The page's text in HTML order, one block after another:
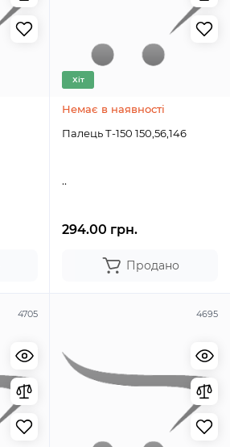
Хіт
Немає в наявності
Палець Т-150 150,56,146
..
294.00 грн.
Продано
4705 4695